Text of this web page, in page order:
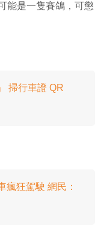
能是一隻賽鴿，可懲
掃行車證 QR
瘋狂駕駛 網民：